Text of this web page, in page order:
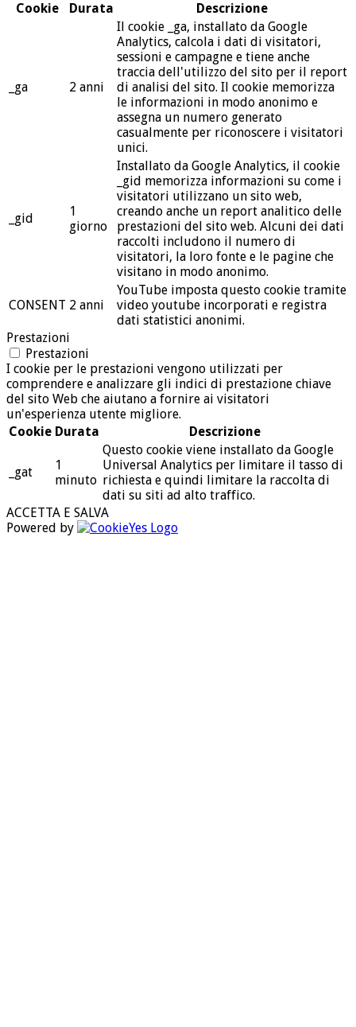
Cookie
Durata Descrizione
_ga 2 anni
Il cookie _ga, installato da Google
Analytics, calcola i dati di visitatori,
sessioni e campagne e tiene anche
traccia dell'utilizzo del sito per il report
di analisi del sito. Il cookie memorizza
le informazioni in modo anonimo e
assegna un numero generato
casualmente per riconoscere i visitatori
unici.
_gid
1
giorno
Installato da Google Analytics, il cookie
_gid memorizza informazioni su come i
visitatori utilizzano un sito web,
creando anche un report analitico delle
prestazioni del sito web. Alcuni dei dati
raccolti includono il numero di
visitatori, la loro fonte e le pagine che
visitano in modo anonimo.
CONSENT 2 anni
YouTube imposta questo cookie tramite
video youtube incorporati e registra
dati statistici anonimi.
Prestazioni
Prestazioni
I cookie per le prestazioni vengono utilizzati per
comprendere e analizzare gli indici di prestazione chiave
del sito Web che aiutano a fornire ai visitatori
un'esperienza utente migliore.
Cookie Durata Descrizione
_gat
1
minuto
Questo cookie viene installato da Google
Universal Analytics per limitare il tasso di
richiesta e quindi limitare la raccolta di
dati su siti ad alto traffico.
ACCETTA E SALVA
Powered by